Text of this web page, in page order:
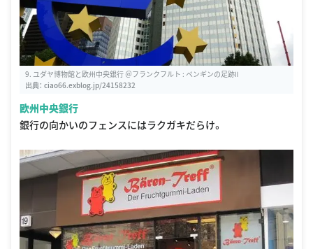
9. ユダヤ博物館と欧州中央銀行 ＠フランクフルト : ペンギンの足跡Ⅱ
出典： ciao66.exblog.jp/24158232
欧州中央銀行
銀行の向かいのフェンスにはラクガキだらけ。